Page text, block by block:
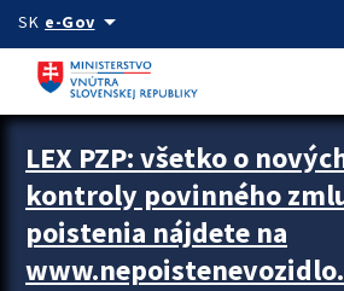
Preskocit na hlavný obsah
SK e-Govarrow_drop_down
Zastavit automatický posun upútavok
LEX PZP: všetko o
kontroly povinného
poistenia nájdete na